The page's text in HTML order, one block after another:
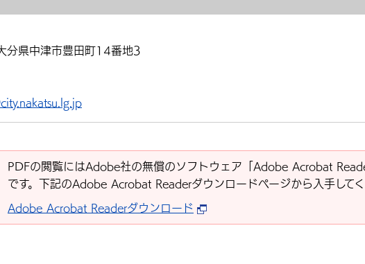
県中津市豊田町14番地3
PDFの閲覧にはAdobe社の無償のソフトウェア「Adobe Acrobat
です。下記のAdobe Acrobat Readerダウンロードページから入手してく
Adobe Acrobat Readerダウンロード